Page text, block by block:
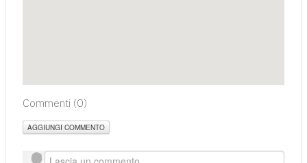
Commenti (0)
AGGIUNGI COMMENTO